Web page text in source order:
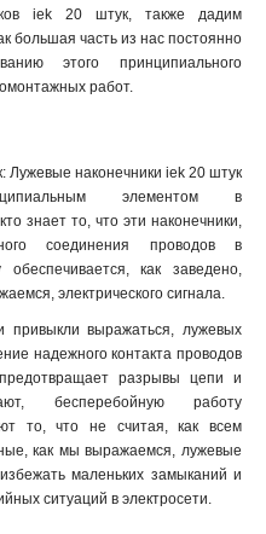
iek 20 штук, также дадим
большая часть из нас постоянно
этого принципиального
работ.
Лужевые наконечники iek 20 штук
элементом в
знает то, что эти наконечники,
соединения проводов в
как заведено,
электрического сигнала.
привыкли выражаться, лужевых
надежного контакта проводов
разрывы цепи и
бесперебойную работу
то, что не считая, как всем
как мы выражаемся, лужевые
маленьких замыканий и
ситуаций в электросети.